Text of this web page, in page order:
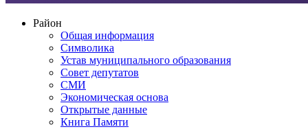
Район
Общая информация
Символика
Устав муниципального образования
Совет депутатов
СМИ
Экономическая основа
Открытые данные
Книга Памяти